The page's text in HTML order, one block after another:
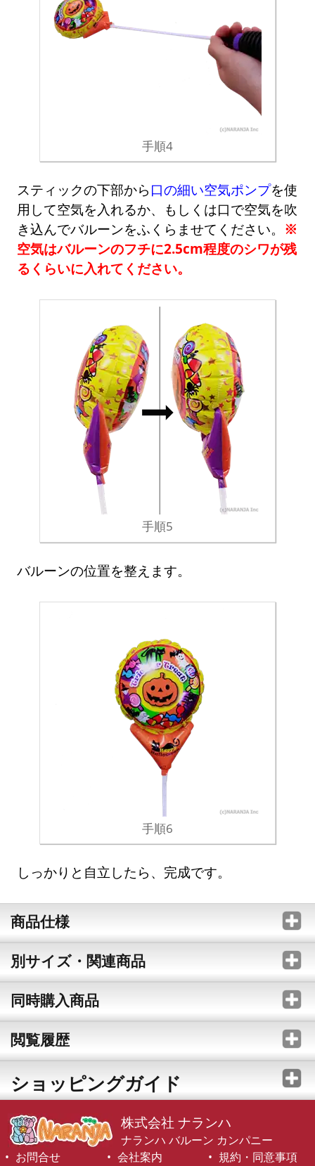
手順4
スティックの下部から 口の細い空気ポンプを使
用して空気を入れるか、もしくは口で空気を吹
き込んでバルーンをふくらませてください。 ※
空気はバルーンのフチに2.5cm程度のシワが残
るくらいに入れてください。
手順5
バルーンの位置を整えます。
手順6
しっかりと自立したら、完成です。
商品仕様
別サイズ・関連商品
同時購入商品
閲覧履歴
ショッピングガイド
株式会社 ナランハ
ナランハ バルーン カンパニー
お問合せ
会社案内 規約・同意事項